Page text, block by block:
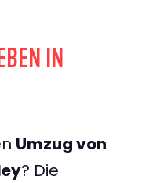
IN
Umzug von
? Die